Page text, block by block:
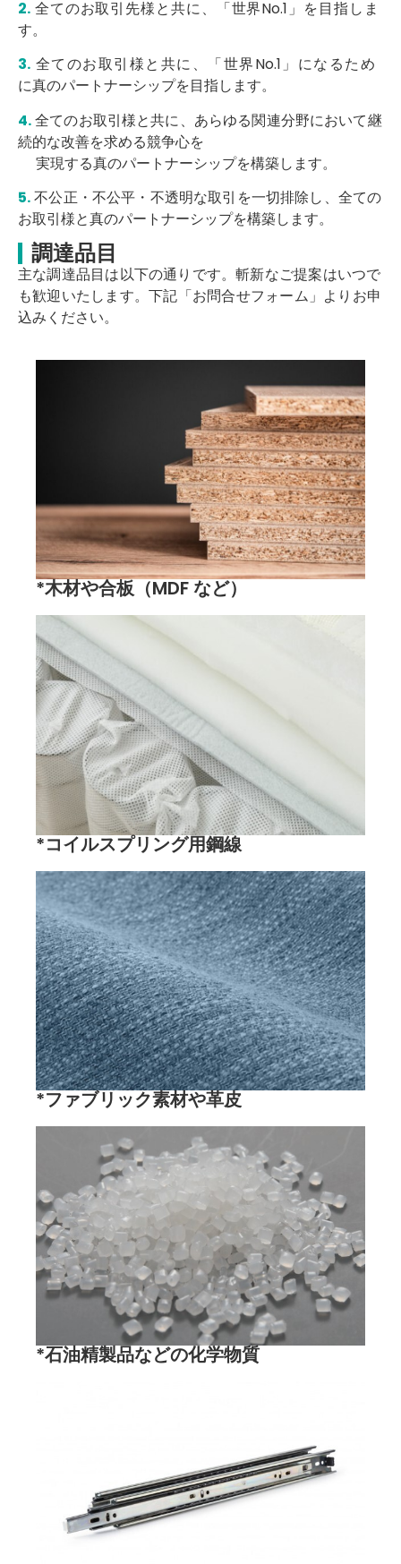
2. 全てのお取引 先様と共に、「世界No.1 」を目指しま
す。
3. 全てのお取引 様と 共に、「世界No.1 」になるため
に真のパートナーシップを目指します。
4.全てのお取引様と共に、 あらゆる関連分野において継
続的な改善を求める競争心を
実現する真のパートナーシップを構築します。
5.不公正・ 不公平・ 不透明な取引 を一切排除し、全ての
お取引様と真のパートナーシップを構築します。
調達品目
主な調達品目は以下の通りです。斬新なご提案はいつで
も歓迎いたします。下記 「お問合せフォーム」よりお申
込みください。
*木材や合板（MDF など）
*コイルスプリング用鋼線
*ファブリック素材や革皮
*石油精製品などの化学物質